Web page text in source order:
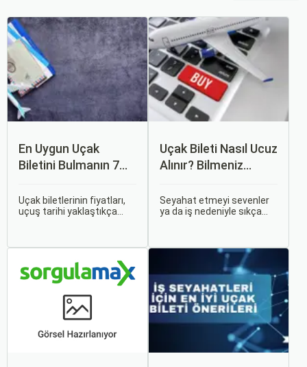
En Uygun Uçak
Biletini Bulmanın 7
Uçak biletlerinin fiyatları,
uçuş tarihi yaklaştıkça
yollarından biridir.
Uçak Bileti Nasıl Ucuz
Alınır? Bilmeniz
Detaylar
Seyahat etmeyi sevenler
ya da iş nedeniyle sıkça
Peki, uçak biletinizi daha
uygun fiyatlarla nasıl
alabilirsiniz? Aslında doğru
zamanda ve doğru
yöntemlerle uçak bileti
almanın birçok püf noktası
var.